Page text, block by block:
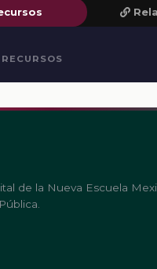
de la Nueva Escuela